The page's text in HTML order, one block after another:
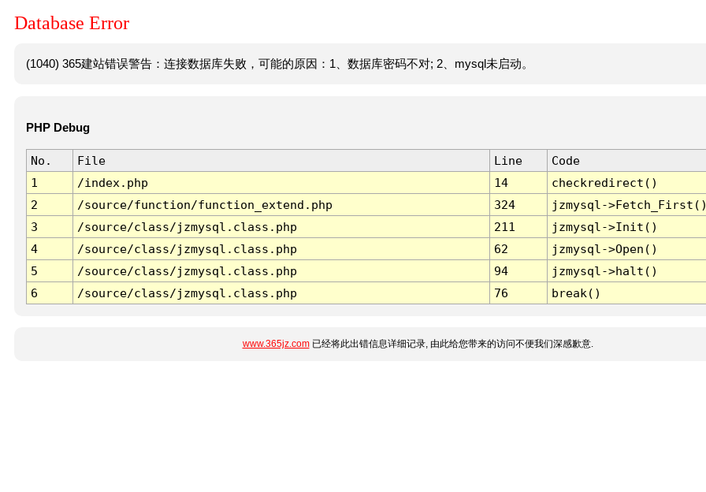
Database Error
(1040) 365建站错误警告：连接数据库失败，可能的原因：1、数据库密码不对; 2、mysql未启动。
PHP Debug
No. File Line
Code
1
/index.php 14
checkredirect()
2
/source/function/function_extend.php 324
jzmysql-
3
/source/class/jzmysql.class.php 211
jzmysql->Init()
4
/source/class/jzmysql.class.php 62
jzmysql->Open()
5
/source/class/jzmysql.class.php 94
jzmysql->halt()
6
/source/class/jzmysql.class.php 76 break()
www.365jz.com已经将此出错信息详细记录, 由此给您带来的访问不便我们深感歉意.